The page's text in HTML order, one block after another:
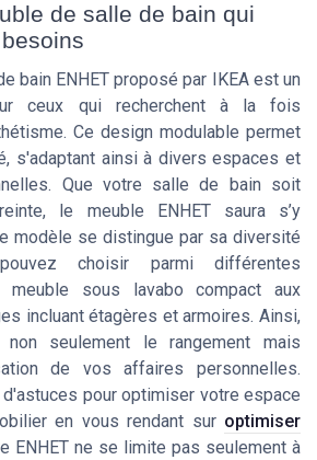
de salle de bain qui
bain ENHET proposé par IKEA est un
ceux qui recherchent à la fois
Ce design modulable permet
s'adaptant ainsi à divers espaces et
Que votre salle de bain soit
le meuble ENHET saura s’y
modèle se distingue par sa diversité
choisir parmi différentes
meuble sous lavabo compact aux
incluant étagères et armoires. Ainsi,
seulement le rangement mais
de vos affaires personnelles.
pour optimiser votre espace
en vous rendant sur optimiser
ENHET ne se limite pas seulement à